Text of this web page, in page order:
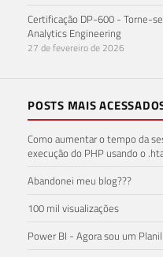
Certificação DP-600 - Torne-
Analytics Engineering
27 de fevereiro de 2026
POSTS MAIS
Como aumentar o tempo da
execução do PHP usando o
Abandonei meu blog???
100 mil visualizações
Power BI - Agora sou um